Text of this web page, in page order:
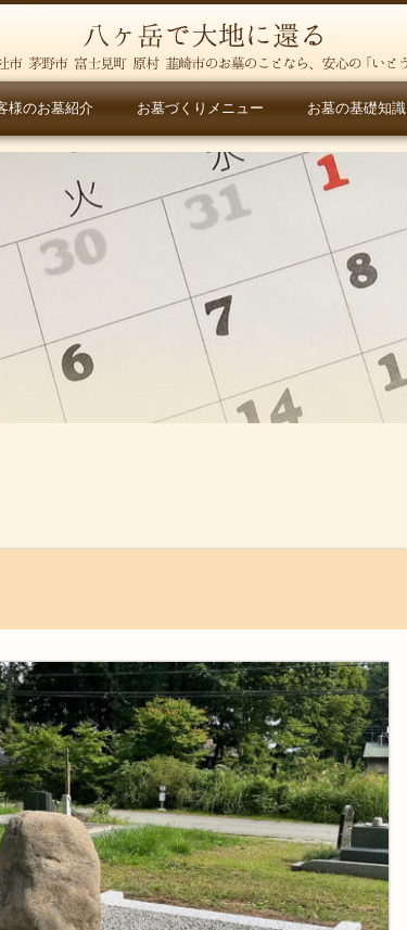
様のお墓紹介 お墓づくりメニュー お墓の基礎知識